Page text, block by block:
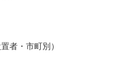
・市町別）